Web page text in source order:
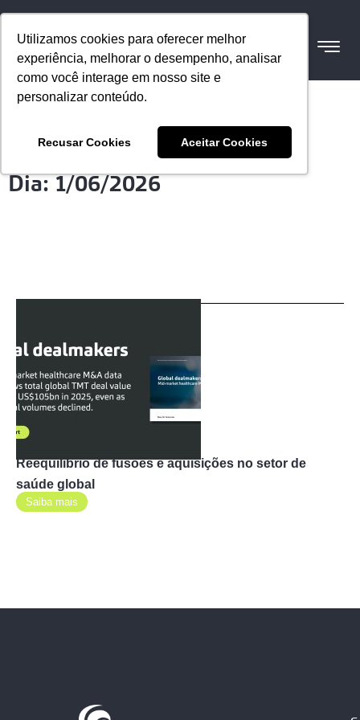
Utilizamos cookies para oferecer melhor
experiência, melhorar o desempenho, analisar
como você interage em nosso site e
personalizar conteúdo.
Recusar Cookies Aceitar Cookies
Dia: 1/06/2026
Reequilíbrio de fusões e aquisições no setor de
saúde global
Saiba mais